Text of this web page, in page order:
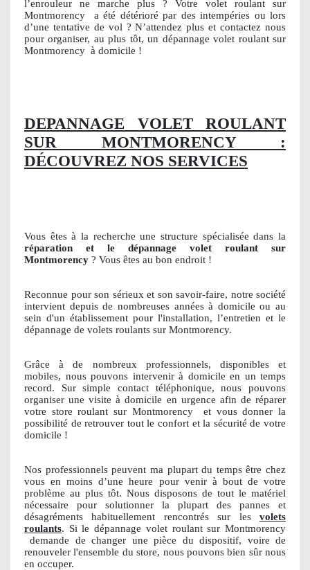
l’enrouleur ne marche plus ? Votre volet roulant sur
Montmorency
a été détérioré par des intempéries ou lors
d’une tentative de vol ? N’attendez plus et contactez nous
pour organiser, au plus tôt, un dépannage volet roulant sur
Montmorency à domicile !
DEPANNAGE VOLET ROULANT
SUR MONTMORENCY :
DÉCOUVREZ NOS SERVICES
Vous êtes à la recherche une structure spécialisée dans la
réparation et le dépannage volet roulant sur
Montmorency ? Vous êtes au bon endroit !
Reconnue pour son sérieux et son savoir-faire, notre société
intervient depuis de nombreuses années à domicile ou au
sein d'un établissement pour l'installation, l’entretien et le
dépannage de volets roulants sur Montmorency.
Grâce à de nombreux professionnels, disponibles et
mobiles, nous pouvons intervenir à domicile en un temps
record. Sur simple contact téléphonique, nous pouvons
organiser une visite à domicile en urgence afin de réparer
votre store roulant sur Montmorency
et vous donner la
possibilité de retrouver tout le confort et la sécurité de votre
domicile !
Nos professionnels peuvent ma plupart du temps être chez
vous en moins d’une heure pour venir à bout de votre
problème au plus tôt. Nous disposons de tout le matériel
nécessaire pour solutionner la plupart des pannes et
désagréments habituellement rencontrés sur les volets
roulants. Si le dépannage volet roulant sur Montmorency
demande de changer une pièce du dispositif, voire de
renouveler l'ensemble du store, nous pouvons bien sûr nous
en occuper.